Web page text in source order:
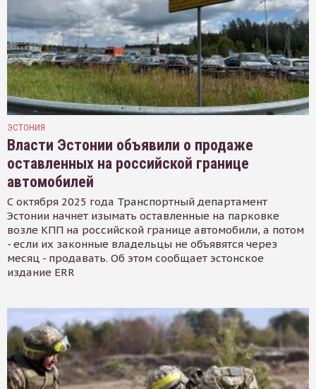
ЭСТОНИЯ
Власти Эстонии объявили о продаже
оставленных на российской границе
автомобилей
С октября 2025 года Транспортный департамент
Эстонии начнет изымать оставленные на парковке
возле КПП на российской границе автомобили, а потом
- если их законные владельцы не объявятся через
месяц - продавать. Об этом сообщает эстонское
издание ERR